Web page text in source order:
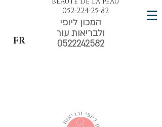
FR
המכון ליופי
ולבריאות עור
0522242582
052-224-25-82